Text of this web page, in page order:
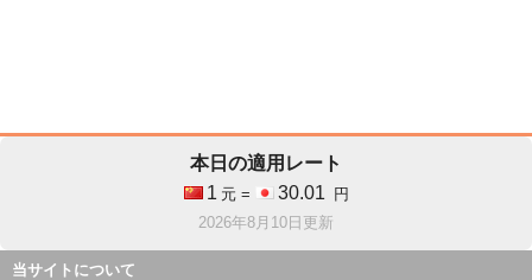
本日の適用レート
1 元 = 30.01
円
2026年8月10日更新
当サイトについて